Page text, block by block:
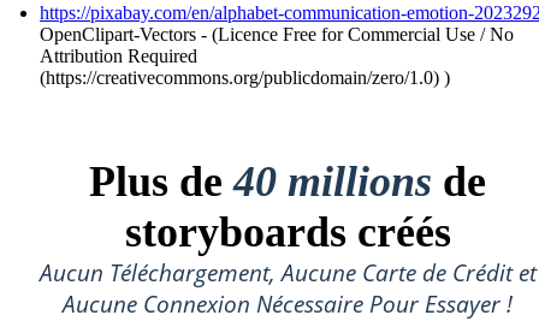
https://pixabay.com/en/alphabet-communication-emotion-
OpenClipart-Vectors - (Licence Free for Commercial Use / No
Attribution Required
(https://creativecommons.org/publicdomain/zero/1.0) )
Plus de40 millions de
storyboards créés
Aucun Téléchargement, Aucune Carte de Crédit et
Aucune Connexion Nécessaire Pour Essayer !